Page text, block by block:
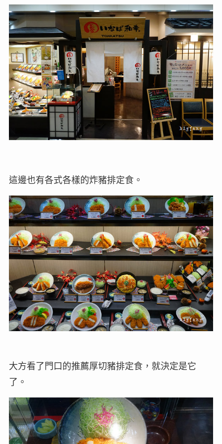
這邊也有各式各樣的炸豬排定食。
大方看了門口的推薦厚切豬排定食，就決定是它
了。